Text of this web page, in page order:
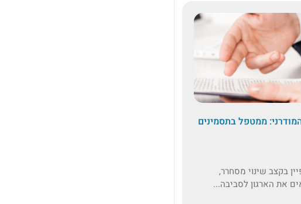
ממטפל בתסמינים
של המאה ה־21 מתאפיין בקצב שינוי מסחרר,
את הארגון לסביבה...